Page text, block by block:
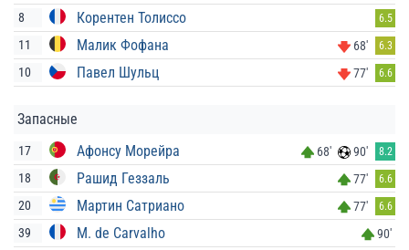
8 Корентен Толиссо 6.5
11 Малик Фофана 68' 6.3
10 Павел Шульц 77' 6.6
Запасные
17 Афонсу Морейра 68' 90' 8.2
18 Рашид Геззаль 77' 6.6
20 Мартин Сатриано 77' 6.6
39 M. de Carvalho
90'